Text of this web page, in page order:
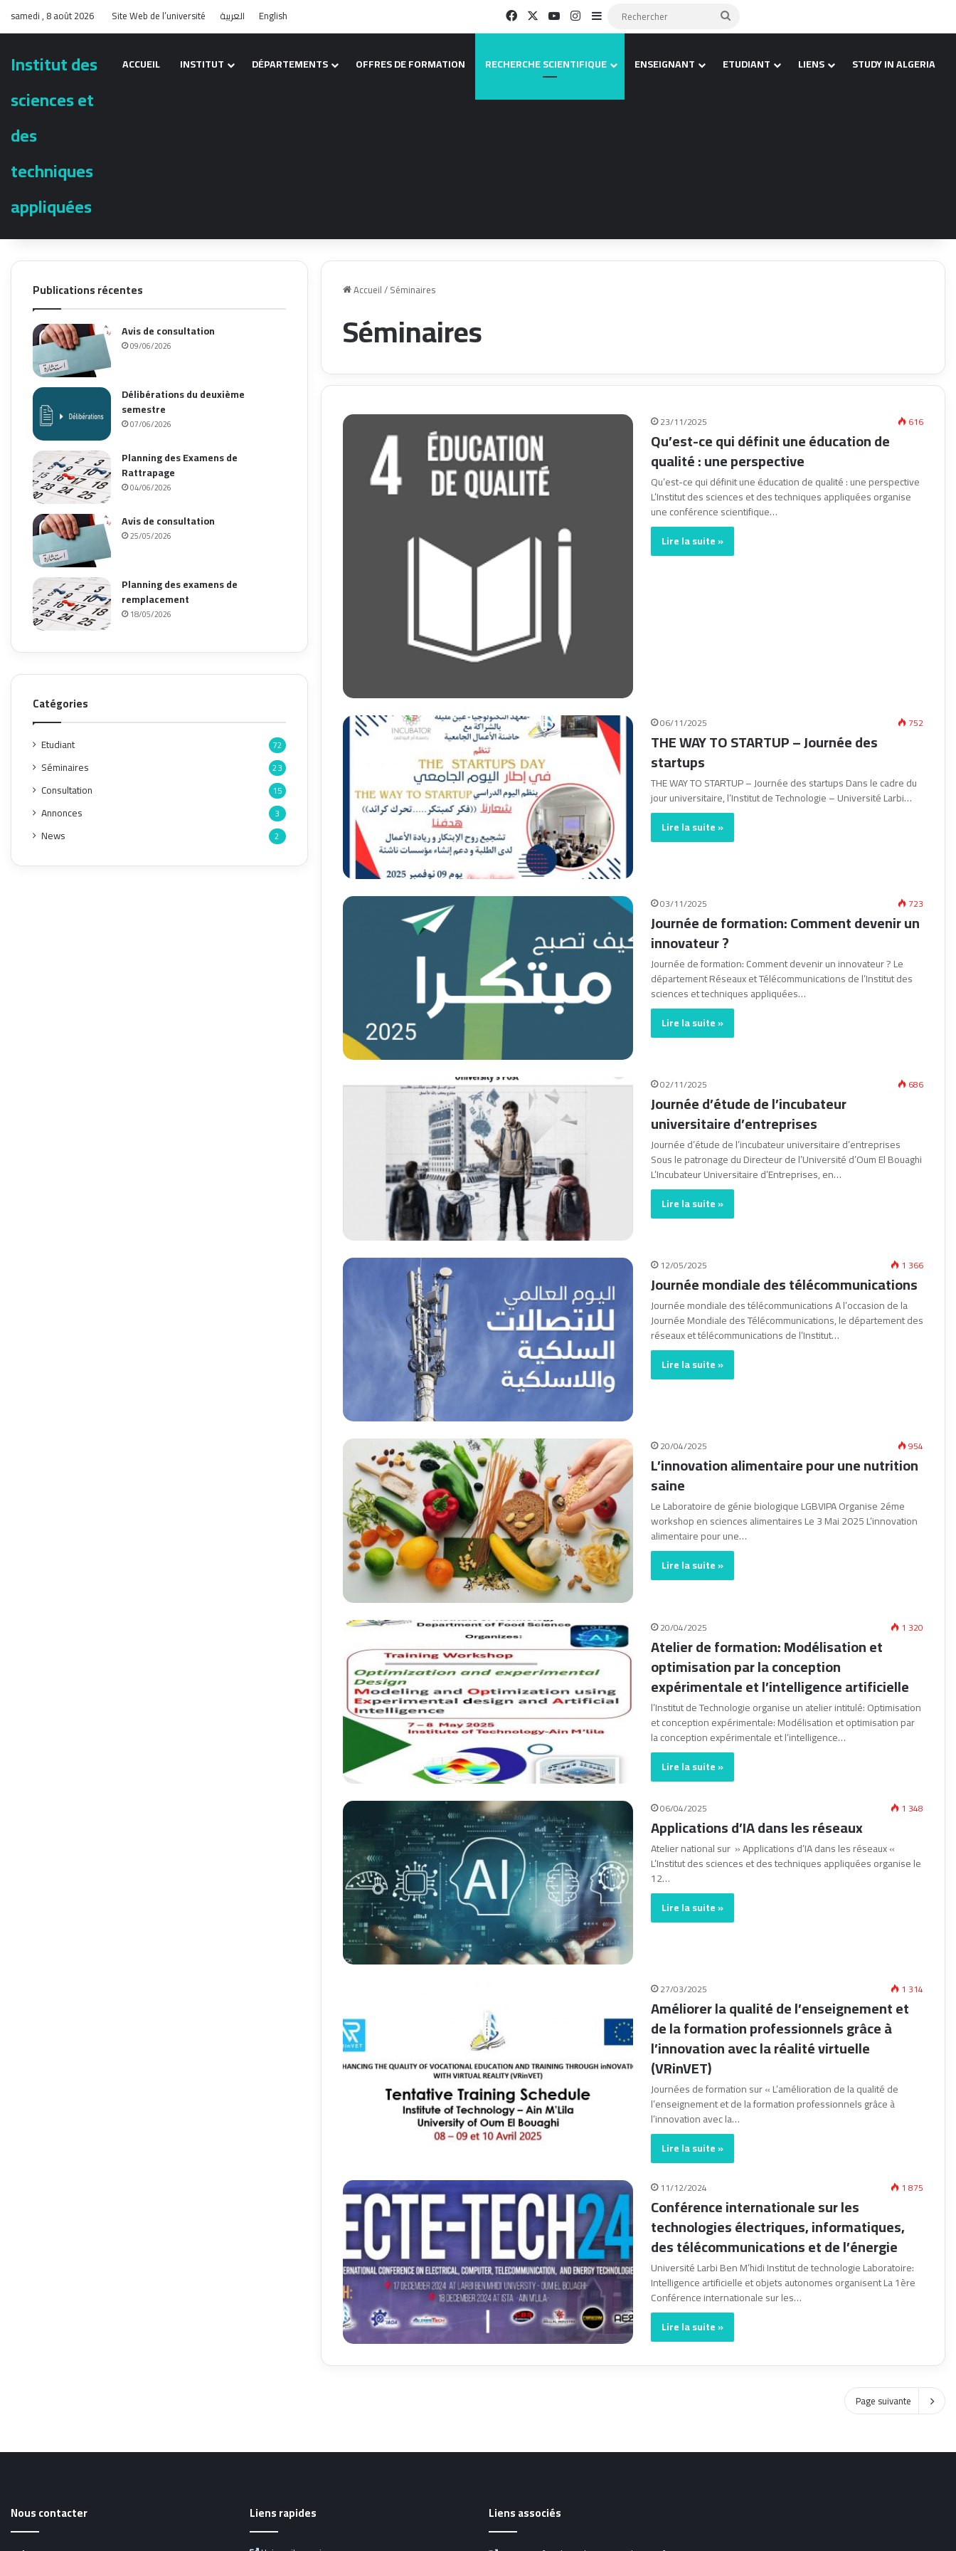
samedi , 8 août 2026 Site Web de l’université العربية English FacebookYouTubeInstagram
Sidebar (barre latérale) Rechercher
Institut des
sciences et
des
techniques
appliquées
ACCUEIL INSTITUT DÉPARTEMENTS OFFRES DE FORMATION RECHERCHE SCIENTIFIQUE ENSEIGNANT ETUDIANT LIENS STUDY IN ALGERIA
Accueil/Séminaires
Séminaires
23/11/2025 616
Qu’est-ce qui définit une éducation de
qualité : une perspective
Qu’est-ce qui définit une éducation de qualité : une perspective
L’Institut des sciences et des techniques appliquées organise
une conférence scientifique…
Lire la suite »
06/11/2025 752
THE WAY TO STARTUP – Journée des
startups
THE WAY TO STARTUP – Journée des startups Dans le cadre du
jour universitaire, l’Institut de Technologie – Université Larbi…
Lire la suite »
03/11/2025 723
Journée de formation: Comment devenir un
innovateur ?
Journée de formation: Comment devenir un innovateur ? Le
département Réseaux et Télécommunications de l’Institut des
sciences et techniques appliquées…
Lire la suite »
02/11/2025 686
Journée d’étude de l’incubateur
universitaire d’entreprises
Journée d’étude de l’incubateur universitaire d’entreprises
Sous le patronage du Directeur de l’Université d’Oum El Bouaghi
L’Incubateur Universitaire d’Entreprises, en…
Lire la suite »
12/05/2025 1 366
Journée mondiale des télécommunications
Journée mondiale des télécommunications A l’occasion de la
Journée Mondiale des Télécommunications, le département des
réseaux et télécommunications de l’Institut…
Lire la suite »
20/04/2025 954
L’innovation alimentaire pour une nutrition
saine
Le Laboratoire de génie biologique LGBVIPA Organise 2éme
workshop en sciences alimentaires Le 3 Mai 2025 L’innovation
alimentaire pour une…
Lire la suite »
20/04/2025 1 320
Atelier de formation: Modélisation et
optimisation par la conception
expérimentale et l’intelligence artificielle
l’Institut de Technologie organise un atelier intitulé: Optimisation
et conception expérimentale: Modélisation et optimisation par
la conception expérimentale et l’intelligence…
Lire la suite »
06/04/2025 1 348
Applications d’IA dans les réseaux
Atelier national sur » Applications d’IA dans les réseaux «
L’Institut des sciences et des techniques appliquées organise le
12…
Lire la suite »
27/03/2025 1 314
Améliorer la qualité de l’enseignement et
de la formation professionnels grâce à
l’innovation avec la réalité virtuelle
(VRinVET)
Journées de formation sur « L’amélioration de la qualité de
l’enseignement et de la formation professionnels grâce à
l’innovation avec la…
Lire la suite »
11/12/2024 1 875
Conférence internationale sur les
technologies électriques, informatiques,
des télécommunications et de l’énergie
Université Larbi Ben M’hidi Institut de technologie Laboratoire:
Intelligence artificielle et objets autonomes organisent La 1ère
Conférence internationale sur les…
Lire la suite »
Page suivante
Publications récentes
Avis de consultation
09/06/2026
Délibérations du deuxième
semestre
07/06/2026
Planning des Examens de
Rattrapage
04/06/2026
Avis de consultation
25/05/2026
Planning des examens de
remplacement
18/05/2026
Catégories
Etudiant 72
Séminaires 23
Consultation 15
Annonces 3
News 2
Nous contacter Liens rapides Liens associés